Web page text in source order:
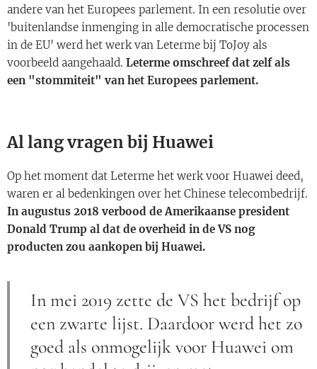
andere van het Europees parlement. In een resolutie over
'buitenlandse inmenging in alle democratische processen
in de EU' werd het werk van Leterme bij ToJoy als
voorbeeld aangehaald. Leterme omschreef dat zelf als
een "stommiteit" van het Europees parlement.
Al lang vragen bij Huawei
Op het moment dat Leterme het werk voor Huawei deed,
waren er al bedenkingen over het Chinese telecombedrijf.
In augustus 2018 verbood de Amerikaanse president
Donald Trump al dat de overheid in de VS nog
producten zou aankopen bij Huawei.
In mei 2019 zette de VS het bedrijf op
een zwarte lijst. Daardoor werd het zo
goed als onmogelijk voor Huawei om